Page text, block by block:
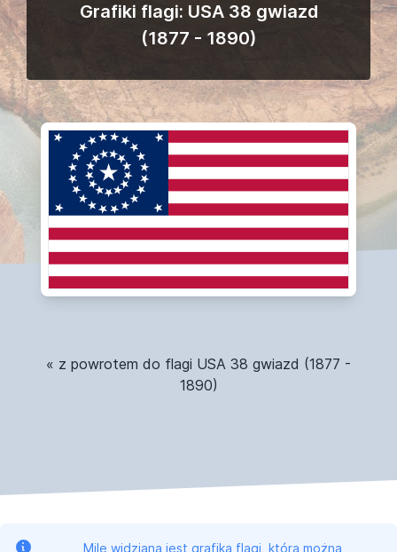
Grafiki flagi: USA 38 gwiazd
(1877 - 1890)
« z powrotem do flagi USA 38 gwiazd (1877 -
1890)
Mile widziana jest grafika flagi, którą można